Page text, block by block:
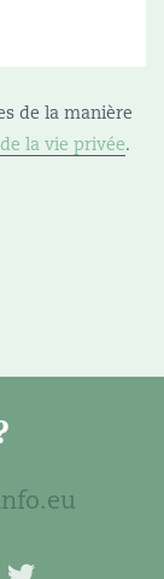
de la manière
la vie privée.